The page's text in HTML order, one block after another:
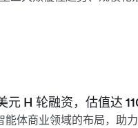
H 轮融资，估值达
体商业领域的布局，助